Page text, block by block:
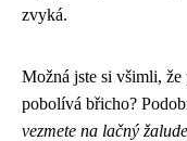
zvyká.
Možná jste si všimli, že
pobolívá břicho?
vezmete na lačný